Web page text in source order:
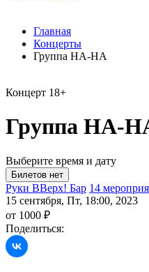
Главная
Концерты
Группа НА-НА
Концерт 18+
Группа НА-
Выберите время и дату
Руки ВВерх! Бар 14
15 сентября, Пт, 18:00, 2023
от 1000 ₽
Поделиться: